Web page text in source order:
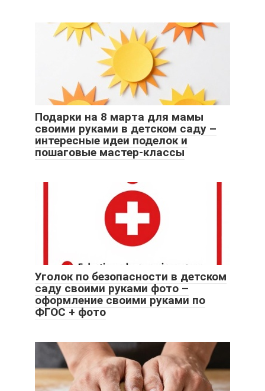
Подарки на 8 марта для мамы
своими руками в детском саду –
интересные идеи поделок и
пошаговые мастер-классы
Уголок по безопасности в детском
саду своими руками фото –
оформление своими руками по
ФГОС + фото